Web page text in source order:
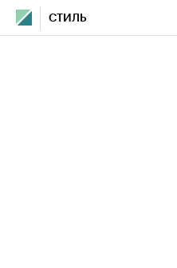
СТИЛЬ